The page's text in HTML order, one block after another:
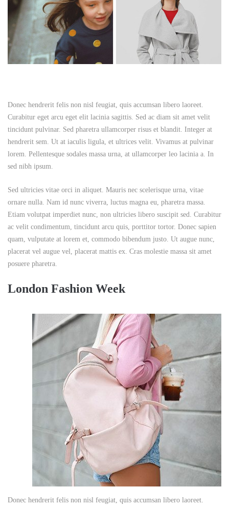
Donec hendrerit felis non nisl feugiat, quis accumsan libero laoreet.
Curabitur eget arcu eget elit lacinia sagittis. Sed ac diam sit amet velit
tincidunt pulvinar. Sed pharetra ullamcorper risus et blandit. Integer at
hendrerit sem. Ut at iaculis ligula, et ultrices velit. Vivamus at pulvinar
lorem. Pellentesque sodales massa urna, at ullamcorper leo lacinia a. In
sed nibh ipsum.
Sed ultricies vitae orci in aliquet. Mauris nec scelerisque urna, vitae
ornare nulla. Nam id nunc viverra, luctus magna eu, pharetra massa.
Etiam volutpat imperdiet nunc, non ultricies libero suscipit sed. Curabitur
ac velit condimentum, tincidunt arcu quis, porttitor tortor. Donec sapien
quam, vulputate at lorem et, commodo bibendum justo. Ut augue nunc,
placerat vel augue vel, placerat mattis ex. Cras molestie massa sit amet
posuere pharetra.
London Fashion Week
Donec hendrerit felis non nisl feugiat, quis accumsan libero laoreet.